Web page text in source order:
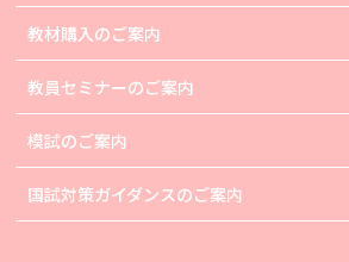
教材購入のご案内
教員セミナーのご案内
模試のご案内
国試対策ガイダンスのご案内